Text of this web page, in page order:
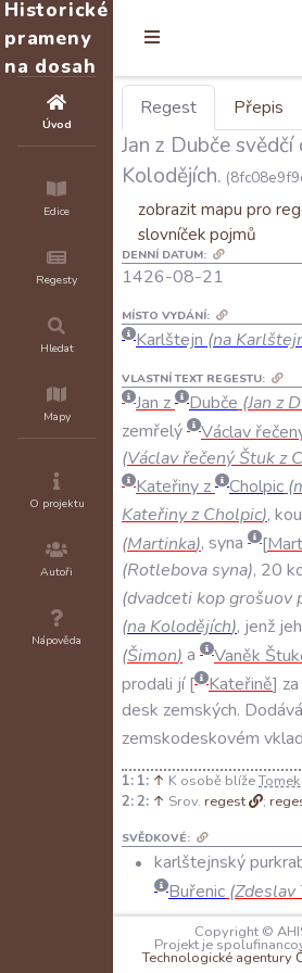
Historické
prameny
na dosah
Úvod
Edice
Regesty
Hledat
Mapy
O projektu
Autoři
Nápověda
Regest Přepis
Jan z Dubče
Kolodějích.
zobrazit mapu pro
slovníček pojmů
DENNÍ DATUM:
1426-08-21
MÍSTO VYDÁNÍ:
Karlštejn (na
VLASTNÍ TEXT REGESTU:
Jan z Dubče (Jan z
zemřelý
Václav
(VáclavřečenýŠtukz
Kateřiny z Cholpic (
Kateřinyz Cholpic),
(Martinka), syna
(Rotlebovasyna), 20
(dvadcetikopgrošuov
(na Kolodějích), jenž
(Šimon) a Vaněk
prodali jí Kateřině za
desk zemských. Dodává
zemskodeskovém
1: ↑ K osobě blíže
2: ↑ Srov. regest ;
SVĚDKOVÉ:
karlštejnský
Buřenic (Zdeslav
purkrabie na
Jan z Valdeka
Copyright ©
Projekt je
Technologické agentury